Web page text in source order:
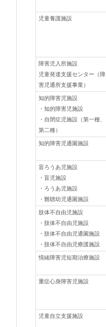
児童養護施設
障害児入所施設
児童発達支援センター（障
害児通所支援事業）
知的障害児施設
・知的障害児施設
・自閉症児施設（第一種、
第二種）
知的障害児通園施設
盲ろうあ児施設
・盲児施設
・ろうあ児施設
・難聴幼児通園施設
肢体不自由児施設
・肢体不自由児施設
・肢体不自由児通園施設
・肢体不自由児療護施設
情緒障害児短期治療施設
重症心身障害児施設
児童自立支援施設